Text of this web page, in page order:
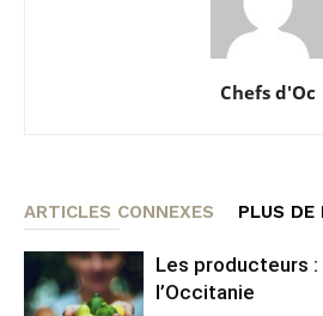
Chefs d'Oc
ARTICLES CONNEXES PLUS DE
Les producteurs
l’Occitanie